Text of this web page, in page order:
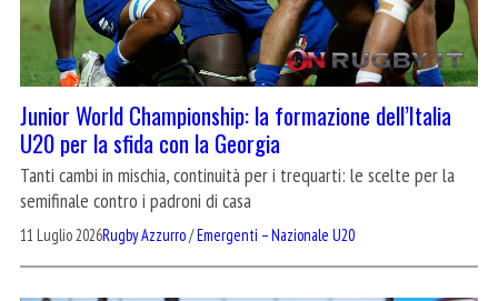
Junior World Championship: la formazione dell’Italia
U20 per la sfida con la Georgia
Tanti cambi in mischia, continuità per i trequarti: le scelte per la
semifinale contro i padroni di casa
11 Luglio 2026Rugby Azzurro/Emergenti – Nazionale U20